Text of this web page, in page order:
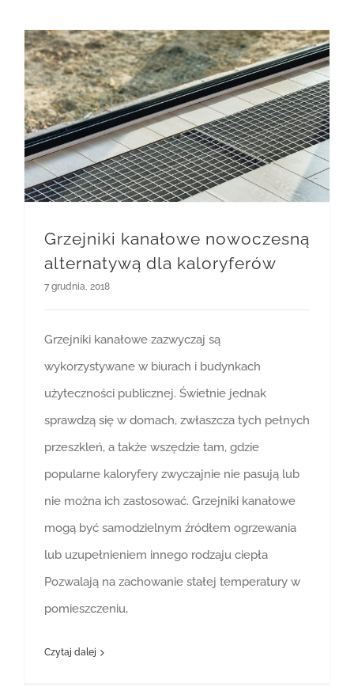
Grzejniki kanałowe nowoczesną
alternatywą dla kaloryferów
7 grudnia, 2018
Grzejniki kanałowe zazwyczaj są
wykorzystywane w biurach i budynkach
użyteczności publicznej. Świetnie jednak
sprawdzą się w domach, zwłaszcza tych pełnych
przeszkleń, a także wszędzie tam, gdzie
popularne kaloryfery zwyczajnie nie pasują lub
nie można ich zastosować. Grzejniki kanałowe
mogą być samodzielnym źródłem ogrzewania
lub uzupełnieniem innego rodzaju ciepła
Pozwalają na zachowanie stałej temperatury w
pomieszczeniu,
Czytaj dalej